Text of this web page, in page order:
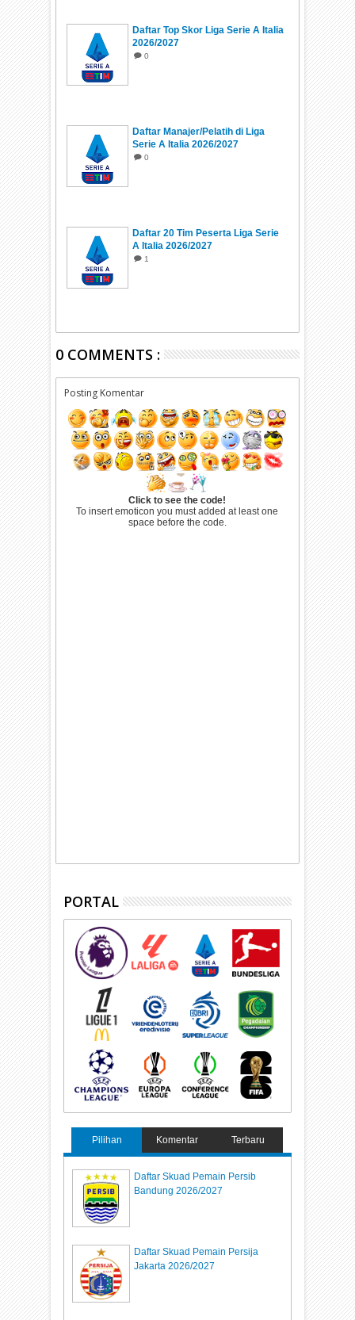
Daftar Top Skor Liga Serie A Italia
2026/2027
0
Daftar Manajer/Pelatih di Liga
Serie A Italia 2026/2027
0
Daftar 20 Tim Peserta Liga Serie
A Italia 2026/2027
1
0 COMMENTS :
Posting Komentar
Click to see the code!
To insert emoticon you must added at least one
space before the code.
PORTAL
Pilihan Komentar Terbaru
Daftar Skuad Pemain Persib
Bandung 2026/2027
Daftar Skuad Pemain Persija
Jakarta 2026/2027